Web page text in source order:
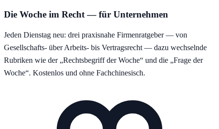
Die Woche im Recht — für Unternehmen
Jeden Dienstag neu: drei praxisnahe Firmenratgeber — von
Gesellschafts- über Arbeits- bis Vertragsrecht — dazu wechselnde
Rubriken wie der „Rechtsbegriff der Woche“ und die „Frage der
Woche“. Kostenlos und ohne Fachchinesisch.